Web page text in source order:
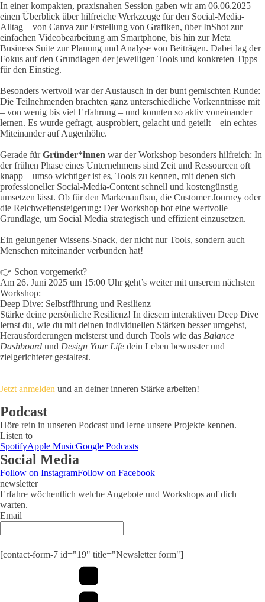
In einer kompakten, praxisnahen Session gaben wir am 06.06.2025
einen Überblick über hilfreiche Werkzeuge für den Social-Media-
Alltag – von Canva zur Erstellung von Grafiken, über InShot zur
einfachen Videobearbeitung am Smartphone, bis hin zur Meta
Business Suite zur Planung und Analyse von Beiträgen. Dabei lag der
Fokus auf den Grundlagen der jeweiligen Tools und konkreten Tipps
für den Einstieg.
Besonders wertvoll war der Austausch in der bunt gemischten Runde:
Die Teilnehmenden brachten ganz unterschiedliche Vorkenntnisse mit
– von wenig bis viel Erfahrung – und konnten so aktiv voneinander
lernen. Es wurde gefragt, ausprobiert, gelacht und geteilt – ein echtes
Miteinander auf Augenhöhe.
Gerade fürGründer*innen war der Workshop besonders hilfreich: In
der frühen Phase eines Unternehmens sind Zeit und Ressourcen oft
knapp – umso wichtiger ist es, Tools zu kennen, mit denen sich
professioneller Social-Media-Content schnell und kostengünstig
umsetzen lässt. Ob für den Markenaufbau, die Customer Journey oder
die Reichweitensteigerung: Der Workshop bot eine wertvolle
Grundlage, um Social Media strategisch und effizient einzusetzen.
Ein gelungener Wissens-Snack, der nicht nur Tools, sondern auch
Menschen miteinander verbunden hat!
👉 Schon vorgemerkt?
Am 26. Juni 2025 um 15:00 Uhr geht’s weiter mit unserem nächsten
Workshop:
Deep Dive: Selbstführung und Resilienz
Stärke deine persönliche Resilienz! In diesem interaktiven Deep Dive
lernst du, wie du mit deinen individuellen Stärken besser umgehst,
Herausforderungen meisterst und durch Tools wie das Balance
Dashboard und Design Your Life dein Leben bewusster und
zielgerichteter gestaltest.
Jetzt anmelden und an deiner inneren Stärke arbeiten!
Podcast
Höre rein in unseren Podcast und lerne unsere Projekte kennen.
Listen to
SpotifyApple MusicGoogle Podcasts
Social Media
Follow on InstagramFollow on Facebook
newsletter
Erfahre wöchentlich welche Angebote und Workshops auf dich
warten.
Email
[contact-form-7 id="19" title="Newsletter form"]